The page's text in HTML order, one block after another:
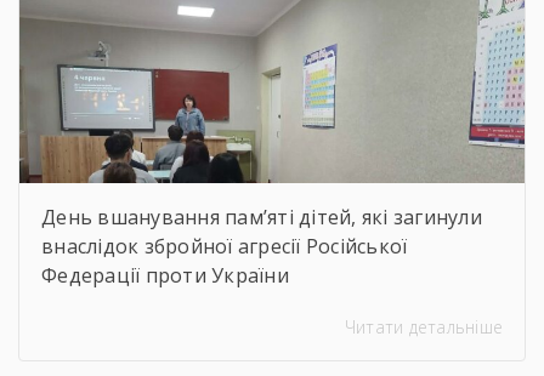
День вшанування пам’яті дітей, які загинули
внаслідок збройної агресії Російської
Федерації проти України
Читати детальніше